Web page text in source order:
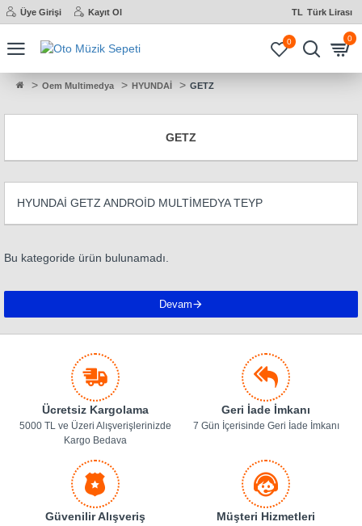
Üye Girişi Kayıt Ol TL Türk Lirası
0 0
Oem Multimedya HYUNDAİ GETZ
GETZ
HYUNDAİ GETZ ANDROİD MULTİMEDYA TEYP
Bu kategoride ürün bulunamadı.
Devam
Ücretsiz Kargolama
5000 TL ve Üzeri Alışverişlerinizde
Kargo Bedava
Geri İade İmkanı
7 Gün İçerisinde Geri İade İmkanı
Güvenilir Alışveriş Müşteri Hizmetleri